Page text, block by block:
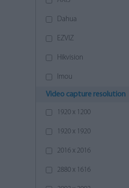
Dahua
EZVIZ
Hikvision
Imou
MBG Line
Petcube
Philips Hue
Redleaf
Reolink
Video capture resolution
1920 x 1200
1920 x 1920
2016 x 2016
2880 x 1616